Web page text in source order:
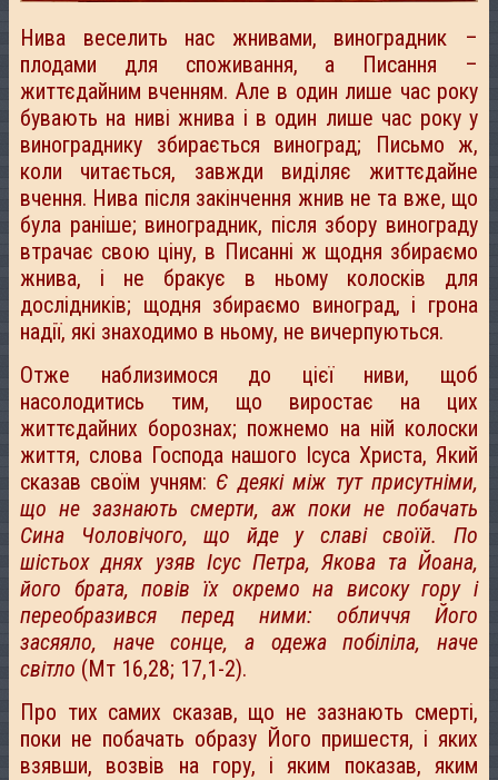
Нива веселить нас жнивами, виноградник –
плодами для споживання, а Писання –
життєдайним вченням. Але в один лише час року
бувають на ниві жнива і в один лише час року у
винограднику збирається виноград; Письмо ж,
коли читається, завжди виділяє життєдайне
вчення. Нива після закінчення жнив не та вже, що
була раніше; виноградник, після збору винограду
втрачає свою ціну, в Писанні ж щодня збираємо
жнива, і не бракує в ньому колосків для
дослідників; щодня збираємо виноград, і грона
надії, які знаходимо в ньому, не вичерпуються.
Отже наблизимося до цієї ниви, щоб
насолодитись тим, що виростає на цих
життєдайних борознах; пожнемо на ній колоски
життя, слова Господа нашого Ісуса Христа, Який
сказав своїм учням: Є деякі між тут присутніми,
що не зазнають смерти, аж поки не побачать
Сина Чоловічого, що йде у славі своїй. По
шістьох днях узяв Ісус Петра, Якова та Йоана,
його брата, повів їх окремо на високу гору і
переобразився перед ними: обличчя Його
засяяло, наче сонце, а одежа побіліла, наче
світло (Мт 16,28; 17,1-2).
Про тих самих сказав, що не зазнають смерті,
поки не побачать образу Його пришестя, і яких
взявши, возвів на гору, і яким показав, яким